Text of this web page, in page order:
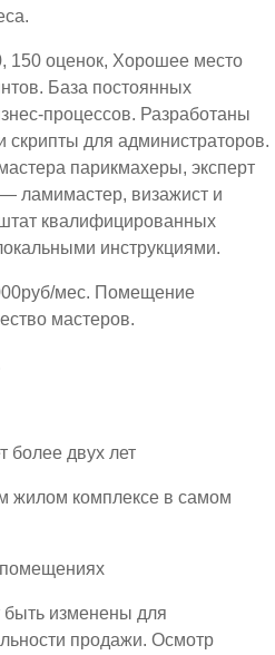
150 оценок, Хорошее место
База постоянных
процессов. Разработаны
скрипты для администраторов.
парикмахеры, эксперт
ламимастер, визажист и
квалифицированных
инструкциями.
мес. Помещение
мастеров.
более двух лет
жилом комплексе в самом
изменены для
продажи. Осмотр